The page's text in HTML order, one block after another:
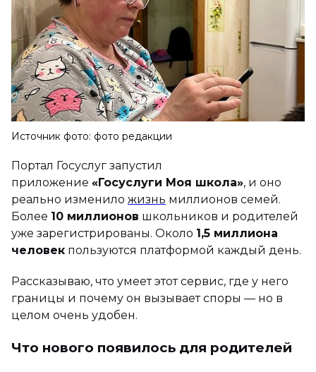
Источник фото: фото редакции
Портал Госуслуг запустил
приложение «Госуслуги Моя школа», и оно
реально изменило жизнь миллионов семей.
Более 10 миллионов школьников и родителей
уже зарегистрированы. Около 1,5 миллиона
человек пользуются платформой каждый день.
Рассказываю, что умеет этот сервис, где у него
границы и почему он вызывает споры — но в
целом очень удобен.
Что нового появилось для родителей